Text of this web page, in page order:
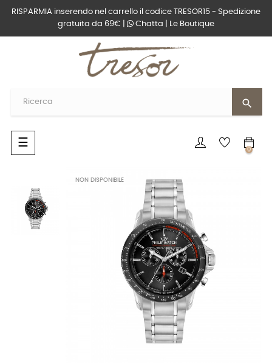
RISPARMIA inserendo nel carrello il codice TRESOR15 - Spedizione
gratuita da 69€ |
Chatta Le Boutique
search
navigazione
Toggle
☰
0
NON DISPONIBILE